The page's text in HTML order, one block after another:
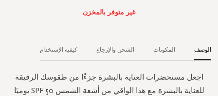
غير متوفر بالمخزن
الوصف
اجعل مستحضرات العناية بالبشرة جزءًا من طقوسك الرقيقة
للعناية بالبشرة مع هذا الواقي من أشعة الشمس SPF 50 يوميًا
المكونات الشحن والإرجاع كيفية الإستخدام